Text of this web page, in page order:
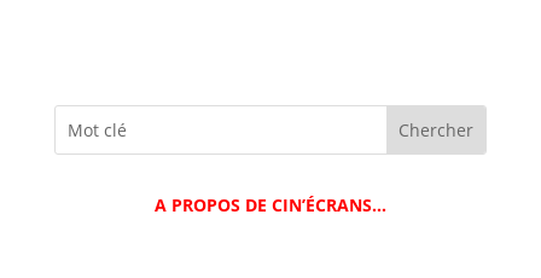
A PROPOS DE CIN’ÉCRANS…